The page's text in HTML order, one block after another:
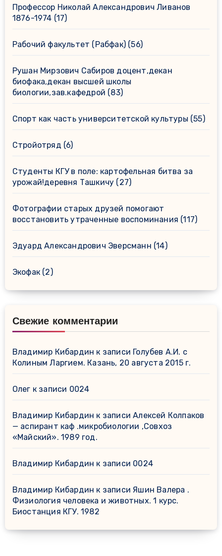
Профессор Николай Александрович Ливанов
1876-1974 (17)
Рабочий факультет (Рабфак)(56)
Рушан Мирзович Сабиров доцент,декан
биофака,декан высшей школы
биологии,зав.кафедрой (83)
Спорт как часть университетской культуры (55)
Стройотряд (6)
Студенты КГУ в поле: картофельная битва за
урожай!деревня Ташкичу (27)
Фотографии старых друзей помогают
восстановить утраченные воспоминания (117)
Эдуард Александрович Эверсманн (14)
Экофак(2)
Свежие комментарии
Владимир Кибардин к записи Голубев А.И. с
Колиным Ларгием. Казань, 20 августа 2015 г.
Олег к записи 0024
Владимир Кибардин к записиАлексей Колпаков
— аспирант каф .микробиологии ,Совхоз
«Майский». 1989 год.
Владимир Кибардин к записи 0024
Владимир Кибардин к записиЯшин Валера .
Физиология человека и животных. 1 курс.
Биостанция КГУ. 1982